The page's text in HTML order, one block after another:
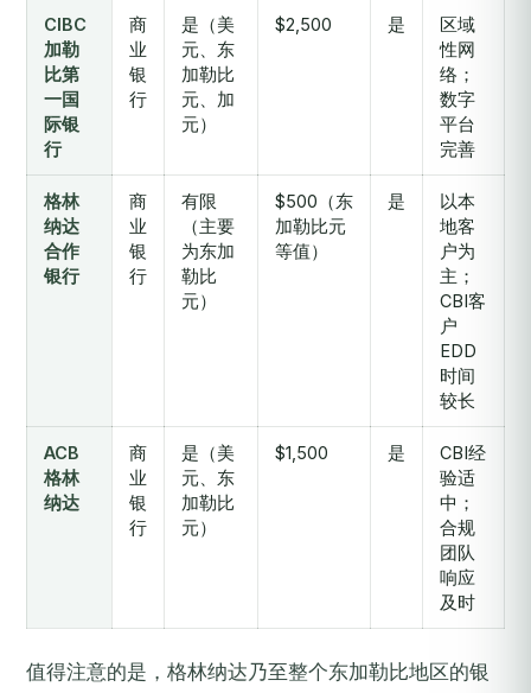
CIBC
加勒
比第
一国
际银
行
商
业
银
行
是（美
元、东
加勒比
元、加
元）
$2,500 是
区域
性网
络；
数字
平台
完善
格林
纳达
合作
银行
商
业
银
行
有限
（主要
为东加
勒比
元）
$500（东
加勒比元
等值）
是
以本
地客
户为
主；
CBI客
户
EDD
时间
较长
ACB
格林
纳达
商
业
银
行
是（美
元、东
加勒比
元）
$1,500 是
CBI经
验适
中；
合规
团队
响应
及时
值得注意的是，格林纳达乃至整个东加勒比地区的银